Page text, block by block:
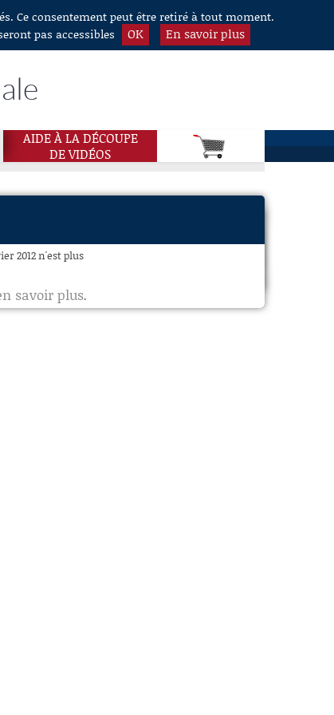
Ce consentement peut être retiré à tout moment.
pas accessibles
OK En savoir plus
AIDE À LA DÉCOUPE
DE VIDÉOS
2012 n'est plus
savoir plus.